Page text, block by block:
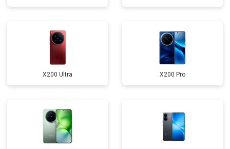
X200 Ultra X200 Pro